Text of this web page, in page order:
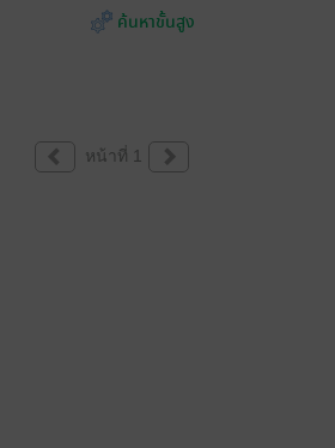
ค้นหาขั้นสูง
หน้าที่ 1